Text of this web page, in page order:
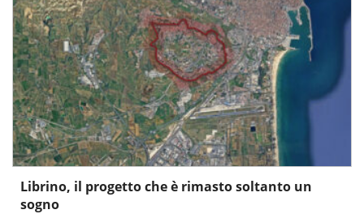
Librino, il progetto che è rimasto soltanto un
sogno